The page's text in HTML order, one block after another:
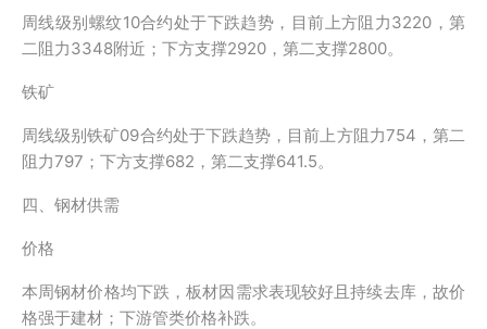
周线级别螺纹10合约处于下跌趋势，目前上方阻力3220，第
二阻力3348附近；下方支撑2920，第二支撑2800。
铁矿
周线级别铁矿09合约处于下跌趋势，目前上方阻力754，第二
阻力797；下方支撑682，第二支撑641.5。
四、钢材供需
价格
本周钢材价格均下跌，板材因需求表现较好且持续去库，故价
格强于建材；下游管类价格补跌。